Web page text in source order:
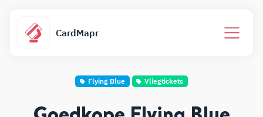
CardMapr
Flying Blue Vliegtickets